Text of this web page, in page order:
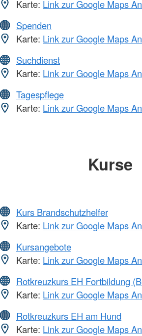
Karte: Link zur Google Maps
Spenden
Karte: Link zur Google Maps
Suchdienst
Karte: Link zur Google Maps
Tagespflege
Karte: Link zur Google Maps
Kurse
Kurs Brandschutzhelfer
Karte: Link zur Google Maps
Kursangebote
Karte: Link zur Google Maps
Rotkreuzkurs EH Fortbildung
Karte: Link zur Google Maps
Rotkreuzkurs EH am Hund
Karte: Link zur Google Maps